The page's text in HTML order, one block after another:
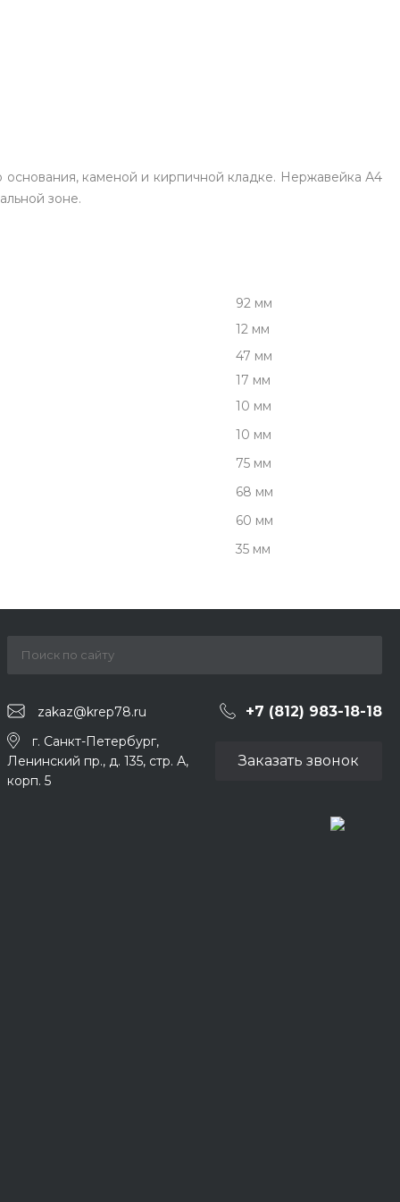
основания, каменой и кирпичной кладке. Нержавейка А4
зоне.
92 мм
12 мм
47 мм
17 мм
10 мм
10 мм
75 мм
68 мм
60 мм
35 мм
zakaz@krep78.ru +7 (812) 983-18-18
г. Санкт-Петербург,
Ленинский пр., д. 135, стр. А,
корп. 5
Заказать звонок